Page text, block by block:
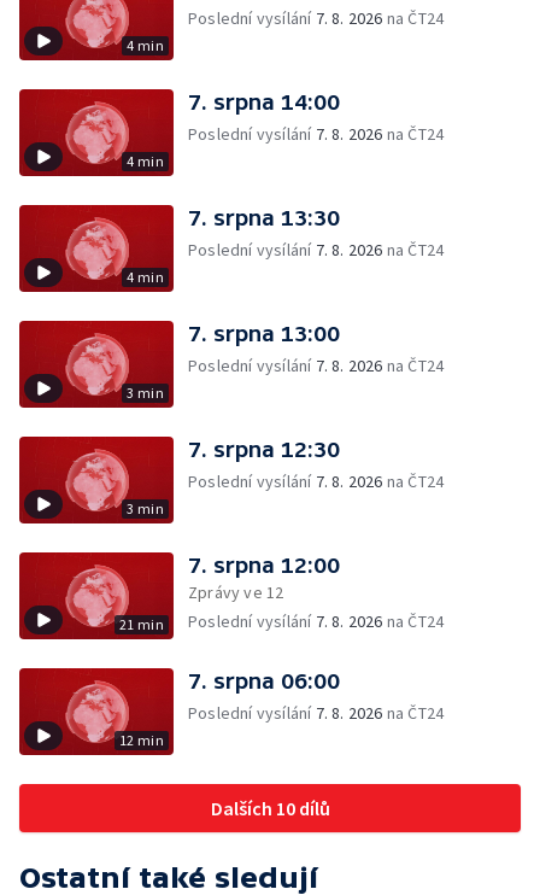
4 min
Poslední vysílání 7. 8. 2026 na ČT24
4 min
7. srpna 14:00
Poslední vysílání 7. 8. 2026 na ČT24
4 min
7. srpna 13:30
Poslední vysílání 7. 8. 2026 na ČT24
3 min
7. srpna 13:00
Poslední vysílání 7. 8. 2026 na ČT24
3 min
7. srpna 12:30
Poslední vysílání 7. 8. 2026 na ČT24
21 min
7. srpna 12:00
Zprávy ve 12
Poslední vysílání 7. 8. 2026 na ČT24
12 min
7. srpna 06:00
Poslední vysílání 7. 8. 2026 na ČT24
Dalších 10 dílů
Ostatní také sledují